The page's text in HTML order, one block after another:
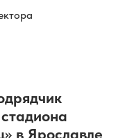
в Ярославле